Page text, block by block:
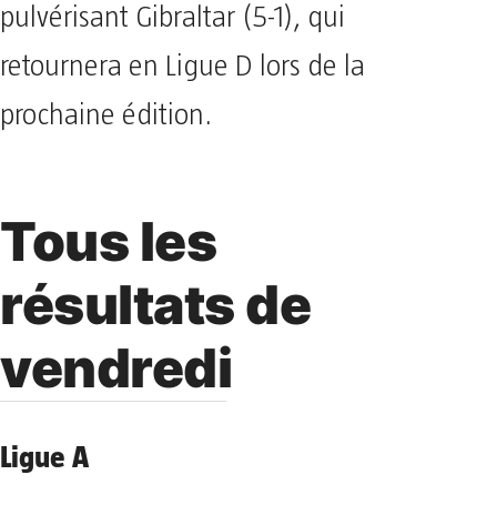
pulvérisant Gibraltar (5-1), qui
retournera en Ligue D lors de la
prochaine édition.
Tous les
résultats de
vendredi
Ligue A